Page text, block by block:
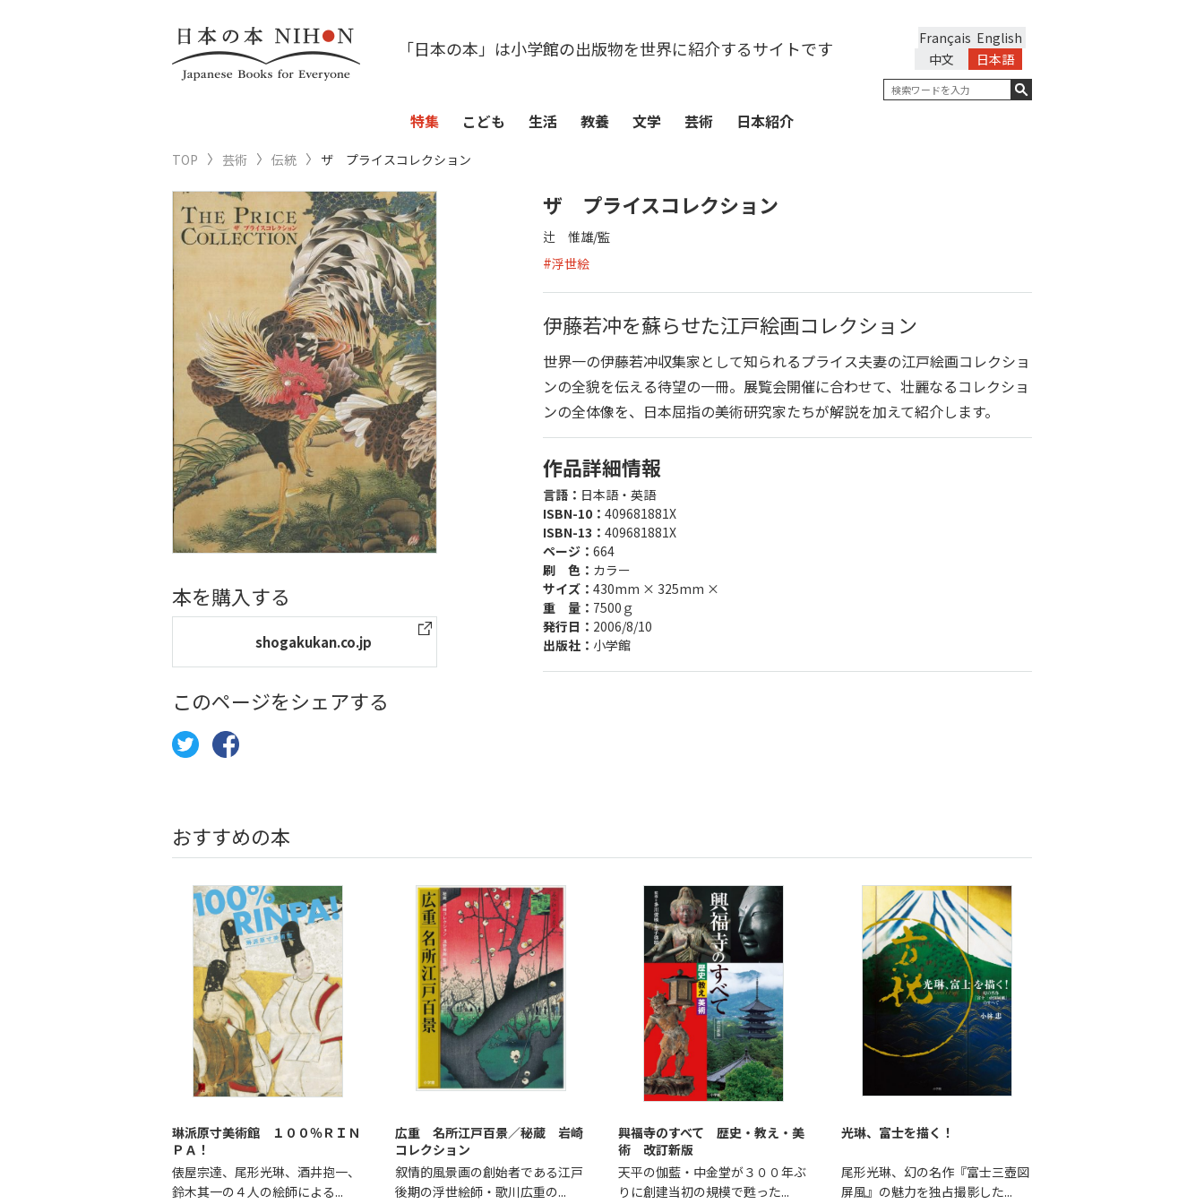
「日本の本」は小学館の出版物を世界に紹介するサイトです English
Français
日本語
中文
特集 こども 生活 教養 文学 芸術 日本紹介
TOP 芸術 伝統 ザ プライスコレクション
ザ プライスコレクション
辻 惟雄/監
#浮世絵
伊藤若冲を蘇らせた江戸絵画コレクション
世界一の伊藤若冲収集家として知られるプライス夫妻の江戸絵画コレクショ
ンの全貌を伝える待望の一冊。展覧会開催に合わせて、壮麗なるコレクショ
ンの全体像を、日本屈指の美術研究家たちが解説を加えて紹介します。
作品詳細情報
言語： 日本語・英語
ISBN-10： 409681881X
ISBN-13： 409681881X
ページ： 664
刷 色： カラー
サイズ： 430mm × 325mm ×
重 量： 7500ｇ
発行日： 2006/8/10
出版社： 小学館
本を購入する
shogakukan.co.jp
このページをシェアする
おすすめの本
琳派原寸美術館 １００％ＲＩＮ
ＰＡ！
俵屋宗達、尾形光琳、酒井抱一、
鈴木其一の４人の絵師による...
広重 名所江戸百景／秘蔵 岩崎
コレクション
叙情的風景画の創始者である江戸
後期の浮世絵師・歌川広重の...
興福寺のすべて 歴史・教え・美
術 改訂新版
天平の伽藍・中金堂が３００年ぶ
りに創建当初の規模で甦った...
光琳、富士を描く！
尾形光琳、幻の名作『富士三壺図
屏風』の魅力を独占撮影した...